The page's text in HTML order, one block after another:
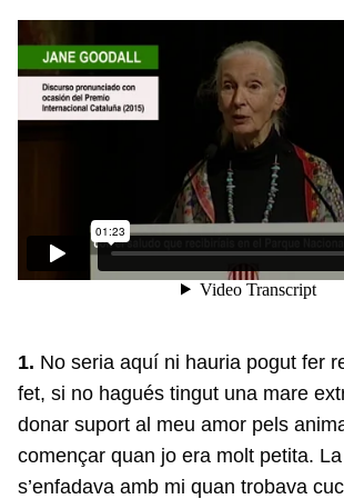
1. No seria aquí ni hauria pogut fer
fet, si no hagués tingut una mare
donar suport al meu amor pels
començar quan jo era molt petita.
s’enfadava amb mi quan trobava